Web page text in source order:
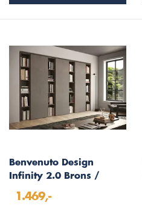
Benvenuto Design
Infinity 2.0 Brons /
Boekenkasten Set 78
1.469,-